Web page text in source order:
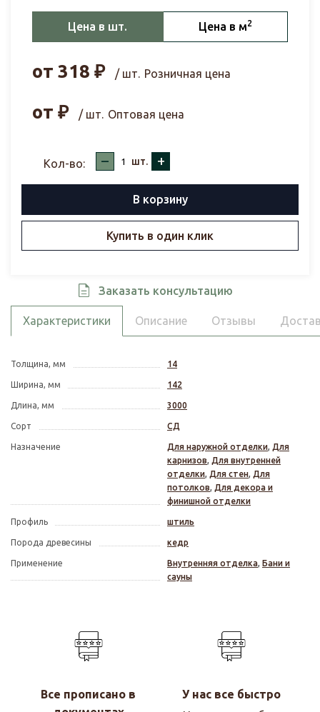
Цена в шт. Цена в м2
от 318 ₽ / шт. Розничная цена
от ₽ / шт. Оптовая цена
Кол-во: – шт. +
В корзину
Купить в один клик
Заказать консультацию
Характеристики Описание Отзывы
Толщина, мм 14
Ширина, мм 142
Длина, мм 3000
Сорт СД
Назначение Для наружной отделки, Для
карнизов, Для внутренней
отделки, Для стен, Для
потолков, Для декора и
финишной отделки
Профиль штиль
Порода древесины кедр
Применение Внутренняя отделка, Бани и
сауны
Все прописано в
У нас все быстро